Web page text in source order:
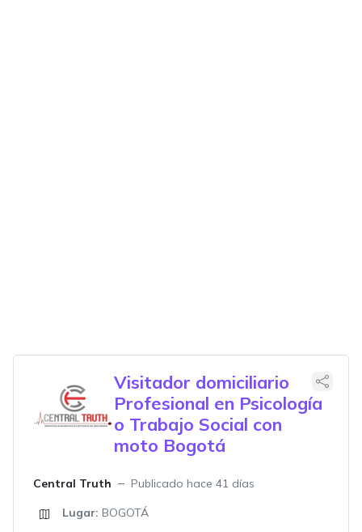
Visitador domiciliario
Profesional en Psicología
o Trabajo Social con
moto Bogotá
Central Truth
Publicado hace 41 días
Lugar: BOGOTÁ